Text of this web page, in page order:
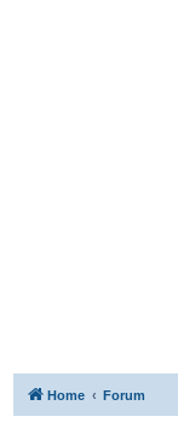
Home Forum